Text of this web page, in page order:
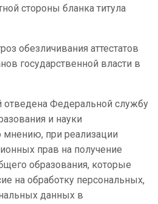
стороны бланка титула
обезличивания аттестатов
государственной власти в
Федеральной службу
и науки
мнению, при реализации
прав на получение
образования, которые
на обработку персональных,
данных в